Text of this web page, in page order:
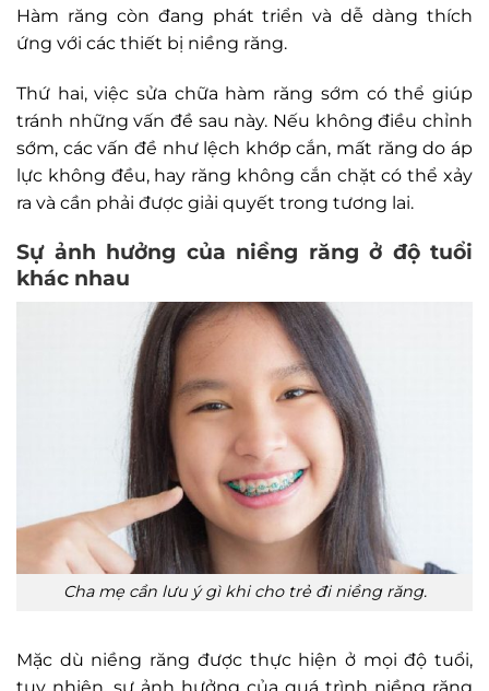
Hàm răng còn đang phát triển và dễ dàng thích
ứng với các thiết bị niềng răng.
Thứ hai, việc sửa chữa hàm răng sớm có thể giúp
tránh những vấn đề sau này. Nếu không điều chỉnh
sớm, các vấn đề như lệch khớp cắn, mất răng do áp
lực không đều, hay răng không cắn chặt có thể xảy
ra và cần phải được giải quyết trong tương lai.
Sự ảnh hưởng của niềng răng ở độ tuổi
khác nhau
Cha mẹ cần lưu ý gì khi cho trẻ đi niềng răng.
Mặc dù niềng răng được thực hiện ở mọi độ tuổi,